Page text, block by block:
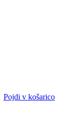
Pojdi v košarico